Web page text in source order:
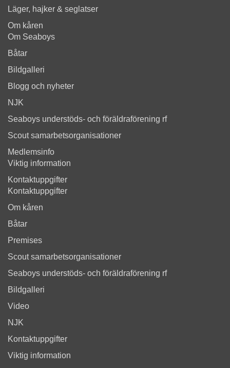
Läger, hajker & seglatser
Om kåren
Om Seaboys
Båtar
Bildgalleri
Blogg och nyheter
NJK
Seaboys understöds- och föräldraförening rf
Scout samarbetsorganisationer
Medlemsinfo
Viktig information
Kontaktuppgifter
Kontaktuppgifter
Om kåren
Båtar
Premises
Scout samarbetsorganisationer
Seaboys understöds- och föräldraförening rf
Bildgalleri
Video
NJK
Kontaktuppgifter
Viktig information